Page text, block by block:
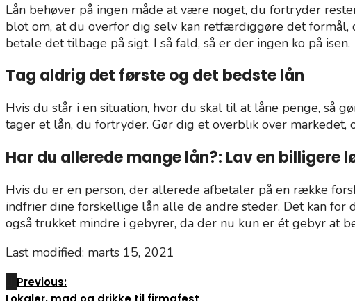
Lån behøver på ingen måde at være noget, du fortryder
blot om, at du overfor dig selv kan retfærdiggøre det formål,
betale det tilbage på sigt. I så fald, så er der ingen ko på isen.
Tag aldrig det første og det bedste lån
Hvis du står i en situation, hvor du skal til at låne penge, så
tager et lån, du fortryder. Gør dig et overblik over
Har du allerede mange lån?: Lav en billigere
Hvis du er en person, der allerede afbetaler på en række
indfrier dine forskellige lån alle de andre steder. Det kan
også trukket mindre i gebyrer, da der nu kun er ét gebyr at
Last modified: marts 15, 2021
Previous: